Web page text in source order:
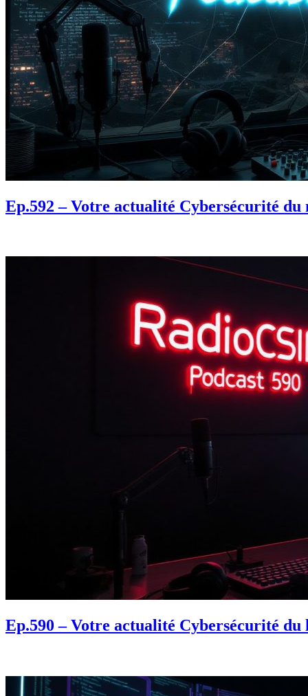
Ep.592 – Votre actualité Cybersécurité du
Ep.590 – Votre actualité Cybersécurité du